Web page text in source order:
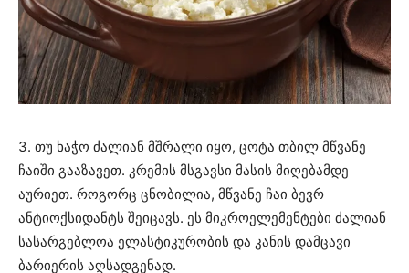
3. თუ ხაჭო ძალიან მშრალი იყო, ცოტა თბილ მწვანე
ჩაიში გააზავეთ. კრემის მსგავსი მასის მიღებამდე
აურიეთ. როგორც ცნობილია, მწვანე ჩაი ბევრ
ანტიოქსიდანტს შეიცავს. ეს მიკროელემენტები ძალიან
სასარგებლოა ელასტიკურობის და კანის დამცავი
ბარიერის აღსადგენად.